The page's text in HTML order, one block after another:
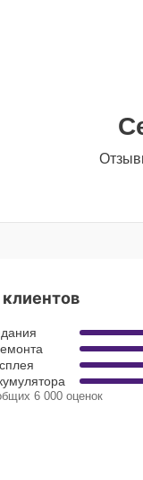
6 000 оценок